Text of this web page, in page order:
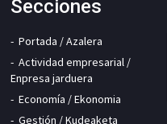
Secciones
Portada / Azalera
Actividad empresarial /
Enpresa jarduera
Economía / Ekonomia
Gestión / Kudeaketa